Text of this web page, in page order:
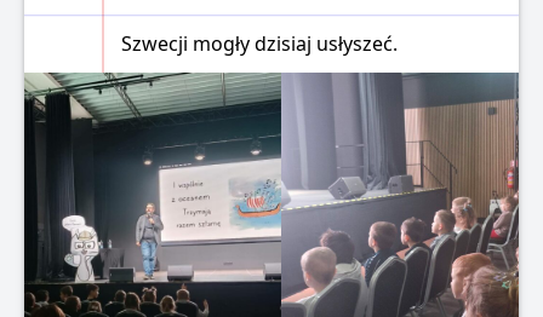
Szwecji mogły dzisiaj usłyszeć.